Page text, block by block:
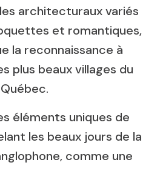
architecturaux variés
et romantiques,
la reconnaissance à
plus beaux villages du
Québec.
éléments uniques de
les beaux jours de la
comme une